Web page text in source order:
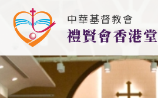
中華基督教會
禮賢會香港堂